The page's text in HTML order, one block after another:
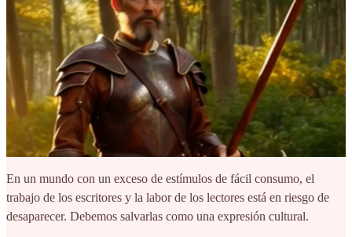
En un mundo con un exceso de estímulos de fácil consumo, el
trabajo de los escritores y la labor de los lectores está en riesgo de
desaparecer. Debemos salvarlas como una expresión cultural.